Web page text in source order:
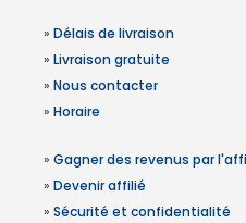
» Délais de livraison
» Livraison gratuite
» Nous contacter
» Horaire
» Gagner des revenus par
» Devenir affilié
» Sécurité et confidentialité